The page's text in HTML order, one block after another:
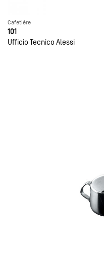
Cafetière
101
Ufficio Tecnico Alessi